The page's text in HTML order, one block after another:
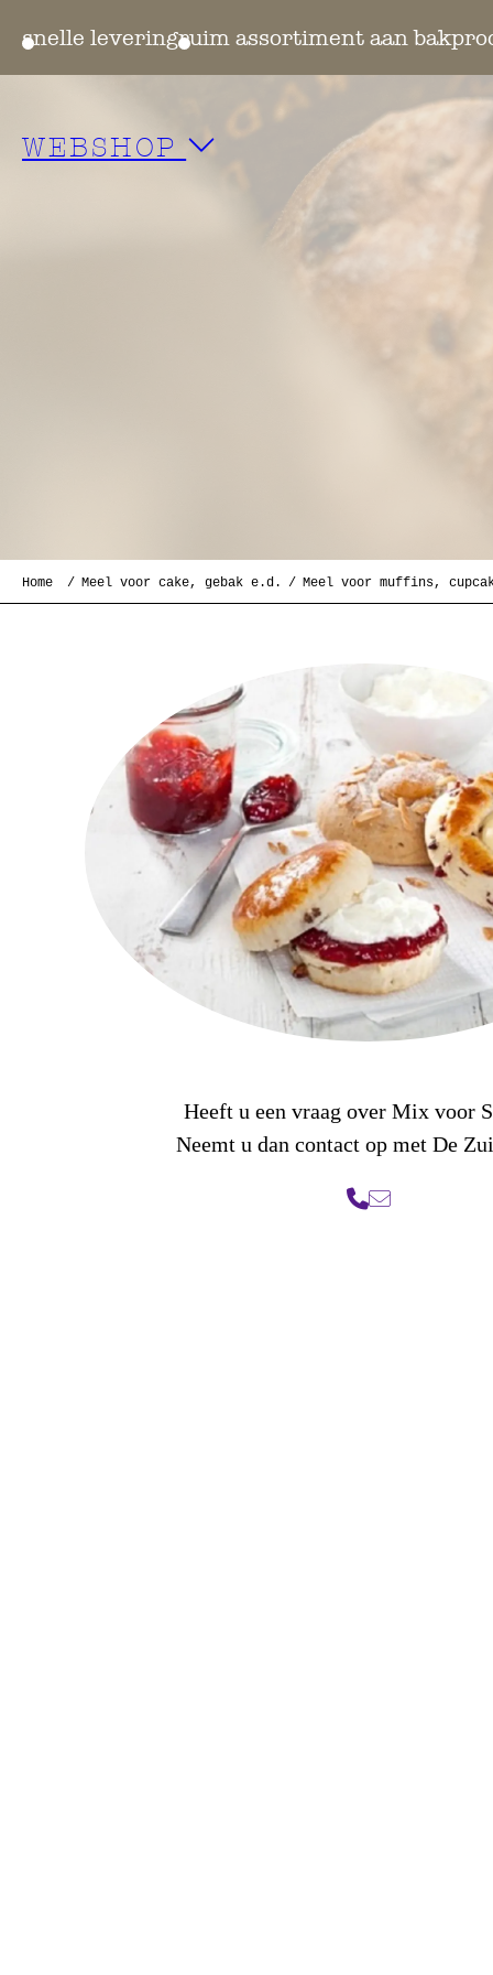
ruim assortiment aan bakproducten
WEBSHOP
Home Meel voor cake, gebak e.d. Meel voor muffins,
Heeft u een vraag over Mix voor
Neemt u dan contact op met De